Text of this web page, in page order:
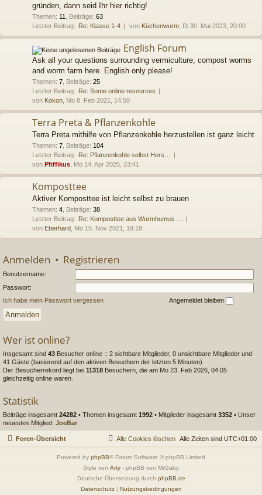
gründen, dann seid Ihr hier richtig!
Themen: 11 Beiträge: 63
Letzter Beitrag: Re: Klasse 1-4 von Küchenwurm , Di 30. Mai 2023, 20:00
English Forum
Ask all your questions surrounding vermiculture, compost worms
and worm farm here. English only please!
Themen: 7 Beiträge: 25
Letzter Beitrag: Re: Some online resources
von Kokon , Mo 8. Feb 2021, 14:50
Terra Preta & Pflanzenkohle
Terra Preta mithilfe von Pflanzenkohle herzustellen ist ganz leicht
Themen: 7 Beiträge: 104
Letzter Beitrag: Re: Pflanzenkohle selbst Hers…
von Pfiffikus , Mo 14. Apr 2025, 23:41
Komposttee
Aktiver Komposttee ist leicht selbst zu brauen
Themen: 4 Beiträge: 38
Letzter Beitrag: Re: Komposttee aus Wurmhumus …
von Eberhard , Mo 15. Nov 2021, 19:18
Anmelden • Registrieren
Benutzername:
Passwort:
Ich habe mein Passwort vergessen
Angemeldet bleiben
Wer ist online?
Insgesamt sind 43 Besucher online :: 2 sichtbare Mitglieder, 0 unsichtbare Mitglieder und
41 Gäste (basierend auf den aktiven Besuchern der letzten 5 Minuten)
Der Besucherrekord liegt bei 11318 Besuchern, die am Mo 23. Feb 2026, 04:05
gleichzeitig online waren.
Statistik
Beiträge insgesamt 24282 • Themen insgesamt 1992 • Mitglieder insgesamt 3352 • Unser
neuestes Mitglied: JoeBar
Foren-Übersicht Alle Zeiten sind UTC+01:00
Alle Cookies löschen
Powered by phpBB® Forum Software © phpBB Limited
Style von Arty - phpBB von MrGaby
Deutsche Übersetzung durch phpBB.de
Datenschutz| Nutzungsbedingungen